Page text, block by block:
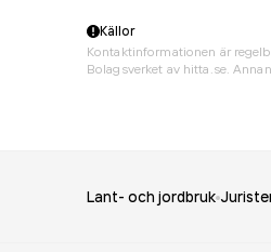
Källor
Kontaktinformationen är
Bolagsverket av hitta.se.
Lant- och jordbruk